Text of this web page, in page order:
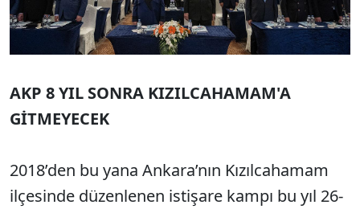
AKP 8 YIL SONRA KIZILCAHAMAM'A
GİTMEYECEK
2018’den bu yana Ankara’nın Kızılcahamam
ilçesinde düzenlenen istişare kampı bu yıl 26-